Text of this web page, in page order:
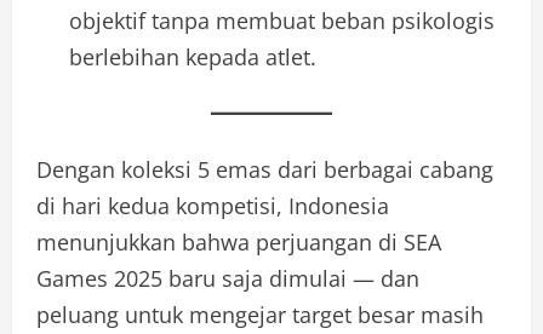
objektif tanpa membuat beban psikologis
berlebihan kepada atlet.
Dengan koleksi 5 emas dari berbagai cabang
di hari kedua kompetisi, Indonesia
menunjukkan bahwa perjuangan di SEA
Games 2025 baru saja dimulai — dan
peluang untuk mengejar target besar masih